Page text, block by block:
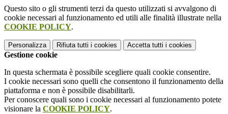
Questo sito o gli strumenti terzi da questo utilizzati si avvalgono di
cookie necessari al funzionamento ed utili alle finalità illustrate nella
COOKIE POLICY.
Personalizza Rifiuta tutti i cookies Accetta tutti i cookies
Gestione cookie
In questa schermata è possibile scegliere quali cookie consentire.
I cookie necessari sono quelli che consentono il funzionamento della
piattaforma e non è possibile disabilitarli.
Per conoscere quali sono i cookie necessari al funzionamento potete
visionare la COOKIE POLICY.